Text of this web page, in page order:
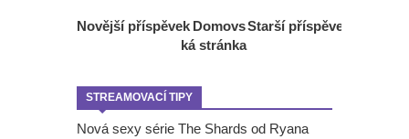
Novější příspěvek Starší příspěvek
Domovs
ká stránka
STREAMOVACÍ TIPY
Nová sexy série The Shards od Ryana